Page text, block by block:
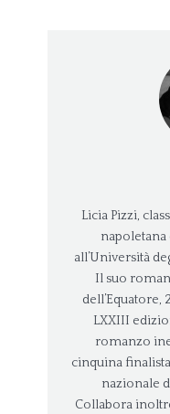
Licia Pizzi,
napoletana
all’Università
Il suo
dell’Equatore,
LXXIII
romanzo
cinquina
nazionale
Collabora